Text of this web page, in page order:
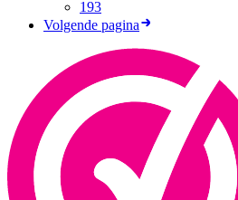
193
Volgende pagina